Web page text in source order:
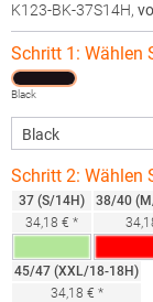
K123-BK-37S14H,
Schritt 1: Wählen
Black
Schritt 2: Wählen
37 (S/14H)
34,18 € *
38/40
45/47 (XXL/18-18H)
34,18 € *